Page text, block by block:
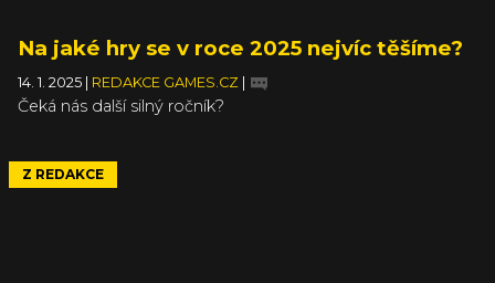
Na jaké hry se v roce 2025 nejvíc těšíme?
14. 1. 2025 REDAKCE GAMES.CZ
Čeká nás další silný ročník?
Z REDAKCE